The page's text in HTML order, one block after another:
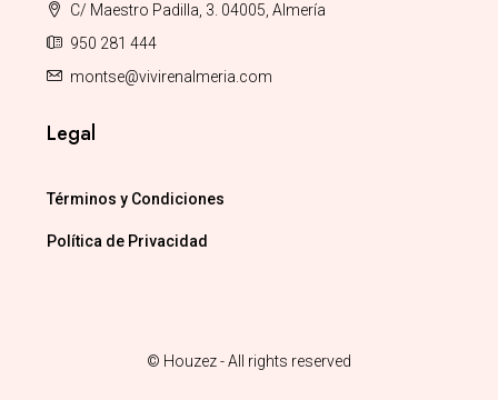
C/ Maestro Padilla, 3. 04005, Almería
950 281 444
montse@vivirenalmeria.com
Legal
Términos y Condiciones
Política de Privacidad
© Houzez - All rights reserved